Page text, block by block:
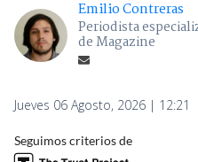
Emilio Contreras
Periodista
de Magazine
Jueves 06 Agosto, 2026 | 12:21
Seguimos criterios de